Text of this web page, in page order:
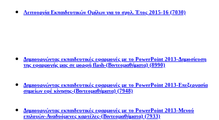
Λειτουργία Εκπαιδευτικών Ομίλων για το σχολ. Έτος 2015-16 (7030)
Δημιουργώντας εκπαιδευτικές εφαρμογές με το PowerPoint 2013-Δημοσίευση
της εφαρμογής μας σε μορφή flash-(Βιντεομαθήματα) (8990)
Δημιουργώντας εκπαιδευτικές εφαρμογές με το PowerPoint 2013-Επεξεργασία
σημείων εφέ κίνησης-(Βιντεομαθήματα) (7948)
Δημιουργώντας εκπαιδευτικές εφαρμογές με το PowerPoint 2013-Μενού
επιλογών-Αναδυόμενες καρτέλες-(Βιντεομαθήματα) (7933)